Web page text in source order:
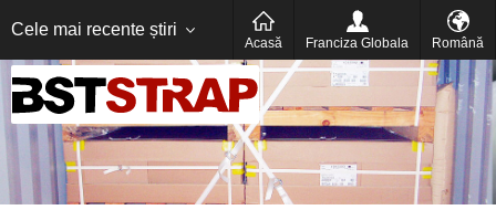
Cele mai recente știri
Acasă Franciza Globala Română
русский عربى